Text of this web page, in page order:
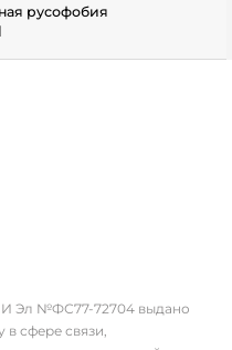
русофобия
Эл №ФС77-72704 выдано
сфере связи,